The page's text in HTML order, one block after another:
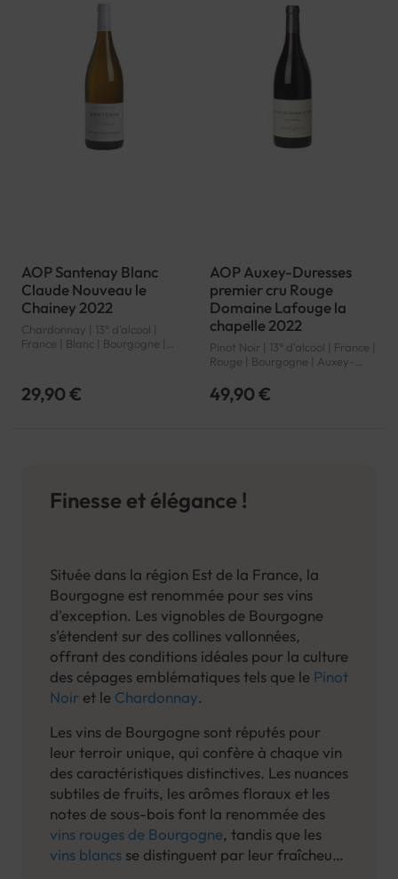
AOP Santenay Blanc
Claude Nouveau le
Chainey 2022
Chardonnay | 13° d'alcool |
France | Blanc | Bourgogne |
29,90 €
AOP Auxey-Duresses
premier cru Rouge
Domaine Lafouge la
chapelle 2022
Pinot Noir | 13° d'alcool | France |
Rouge | Bourgogne | Auxey-
49,90 €
Finesse et élégance !
Située dans la région Est de la France, la
Bourgogne est renommée pour ses vins
d'exception. Les vignobles de Bourgogne
s'étendent sur des collines vallonnées,
offrant des conditions idéales pour la culture
des cépages emblématiques tels que le Pinot
Noir et le Chardonnay.
Les vins de Bourgogne sont réputés pour
leur terroir unique, qui confère à chaque vin
des caractéristiques distinctives. Les nuances
subtiles de fruits, les arômes floraux et les
notes de sous-bois font la renommée des
vins rouges de Bourgogne, tandis que les
vins blancs se distinguent par leur fraîcheur,